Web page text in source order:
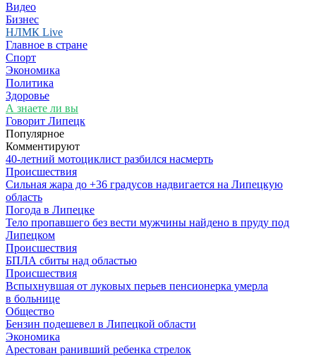
Видео
Бизнес
НЛМК Live
Главное в стране
Спорт
Экономика
Политика
Здоровье
А знаете ли вы
Говорит Липецк
Популярное
Комментируют
40-летний мотоциклист разбился насмерть
Происшествия
Сильная жара до +36 градусов надвигается на Липецкую
область
Погода в Липецке
Тело пропавшего без вести мужчины найдено в пруду под
Липецком
Происшествия
БПЛА сбиты над областью
Происшествия
Вспыхнувшая от луковых перьев пенсионерка умерла
в больнице
Общество
Бензин подешевел в Липецкой области
Экономика
Арестован ранивший ребенка стрелок